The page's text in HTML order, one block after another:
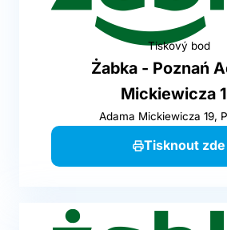
Tiskový bod
Żabka - Poznań
Mickiewicza
Adama Mickiewicza 19,
Tisknout zde